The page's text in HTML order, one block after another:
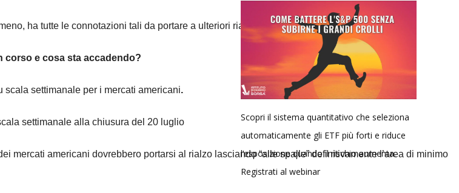
ha tutte le connotazioni tali da portare a ulteriori rialzi dei mercati economici.
corso e cosa sta accadendo?
scala settimanale per i mercati americani.
settimanale alla chiusura del 20 luglio
mercati americani dovrebbero portarsi al rialzo lasciando “alle spalle” definitivamente l’area di minimo
Scopri il sistema quantitativo che seleziona
automaticamente gli ETF più forti e riduce
l’esposizione quando il rischio aumenta.
Registrati al webinar